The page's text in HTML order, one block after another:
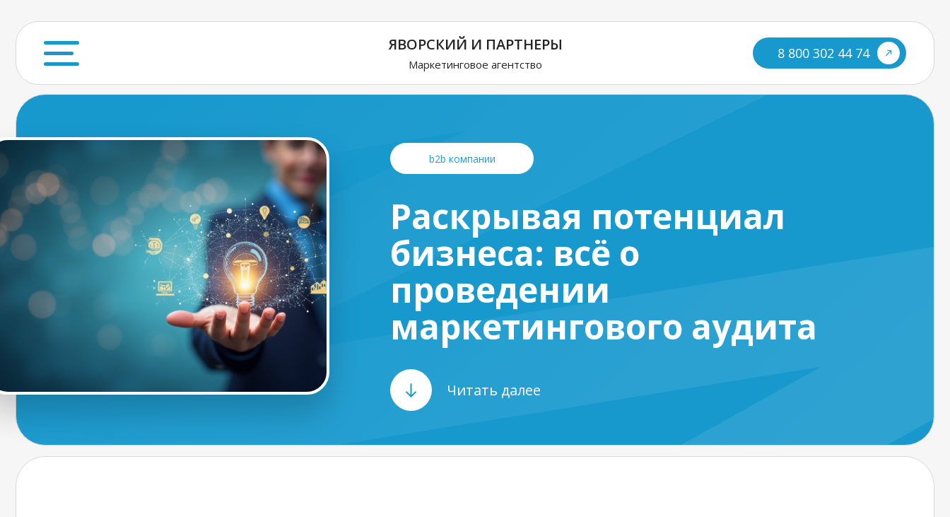
8 800 302 44 74
Маркетинговое агентство
ЯВОРСКИЙ И ПАРТНЕРЫ
Раскрывая потенциал
бизнеса: всё о
проведении
маркетингового аудита
b2b компании
Читать далее